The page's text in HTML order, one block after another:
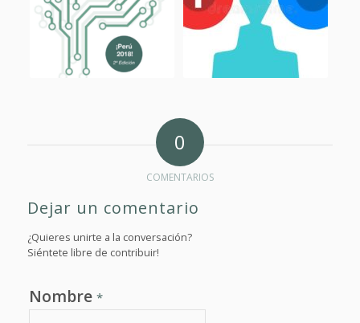
0
COMENTARIOS
Dejar un comentario
¿Quieres unirte a la conversación?
Siéntete libre de contribuir!
Nombre *